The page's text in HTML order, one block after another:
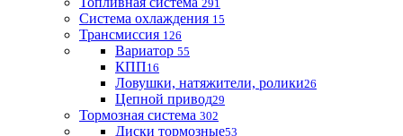
291
Система охлаждения 15
Трансмиссия 126
Вариатор 55
КПП16
Ловушки, натяжители, ролики26
Цепной привод29
Тормозная система 302
Диски тормозные53